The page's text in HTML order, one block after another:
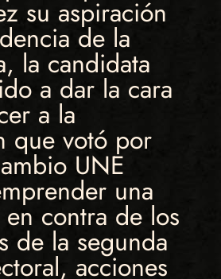
su aspiración
de la
la candidata
a dar la cara
a la
que votó por
UNE
una
contra de los
de la segunda
acciones